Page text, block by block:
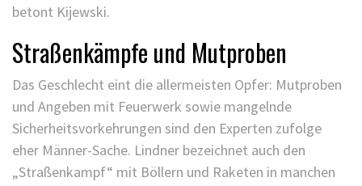
betont Kijewski.
Straßenkämpfe und Mutproben
Das Geschlecht eint die allermeisten Opfer: Mutproben
und Angeben mit Feuerwerk sowie mangelnde
Sicherheitsvorkehrungen sind den Experten zufolge
eher Männer-Sache. Lindner bezeichnet auch den
„Straßenkampf“ mit Böllern und Raketen in manchen